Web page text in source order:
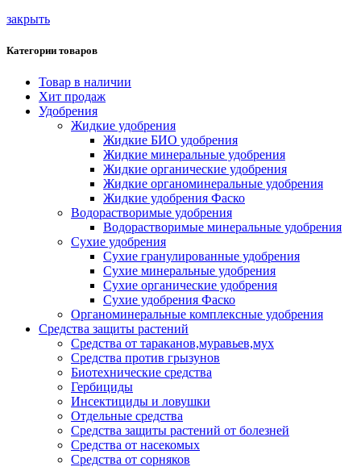
закрыть
Категории товаров
Товар в наличии
Хит продаж
Удобрения
Жидкие удобрения
Жидкие БИО удобрения
Жидкие минеральные удобрения
Жидкие органические удобрения
Жидкие органоминеральные удобрения
Жидкие удобрения Фаско
Водорастворимые удобрения
Водорастворимые минеральные удобрения
Сухие удобрения
Сухие гранулированные удобрения
Сухие минеральные удобрения
Сухие органические удобрения
Сухие удобрения Фаско
Органоминеральные комплексные удобрения
Средства защиты растений
Средства от тараканов,муравьев,мух
Средства против грызунов
Биотехнические средства
Гербициды
Инсектициды и ловушки
Отдельные средства
Средства защиты растений от болезней
Средства от насекомых
Средства от сорняков